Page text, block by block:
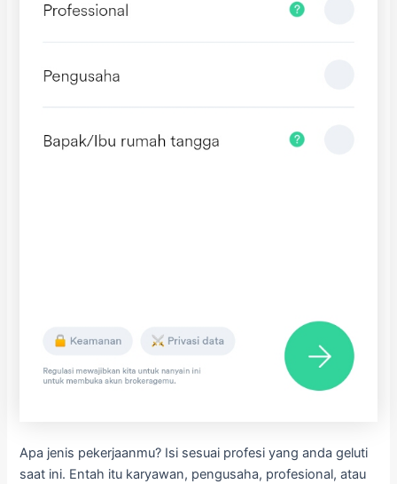
Apa jenis pekerjaanmu? Isi sesuai profesi yang anda geluti
saat ini. Entah itu karyawan, pengusaha, profesional, atau